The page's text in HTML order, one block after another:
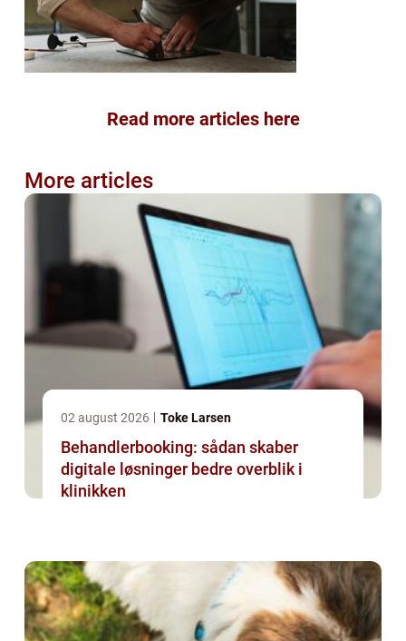
Read more articles here
More articles
02 august 2026 Toke Larsen
Behandlerbooking: sådan skaber
digitale løsninger bedre overblik i
klinikken